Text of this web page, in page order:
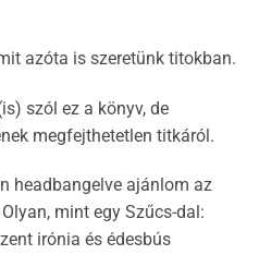
azóta is szeretünk titokban.
szól ez a könyv, de
megfejthetetlen titkáról.
headbangelve ajánlom az
mint egy Szűcs-dal:
irónia és édesbús